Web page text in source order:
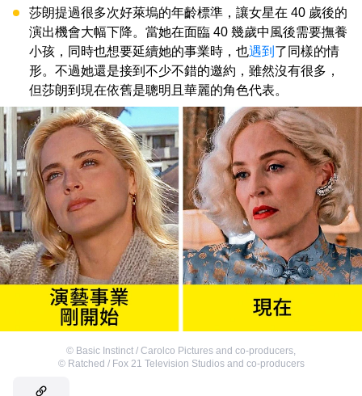
莎朗提過很多次好萊塢的年齡標準，讓女星在 40 歲後的
演出機會大幅下降。當她在面臨 40 幾歲中風後需要撫養
小孩，同時也想要延續她的事業時，也遇到 了同樣的情
形。不過她還是接到不少不錯的邀約，雖然沒有很多，
但莎朗到現在依舊是聰明且華麗的角色代表。
© Basic Instinct / Carolco Pictures and co-producers,
© Ratched / Fox 21 Television Studios and co-producers